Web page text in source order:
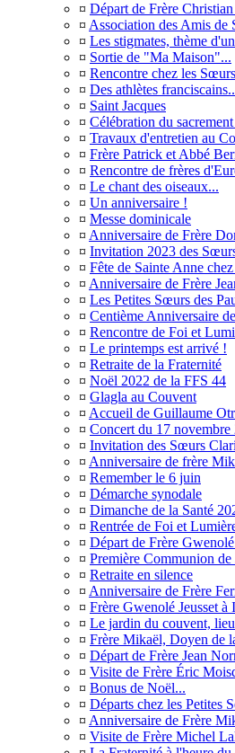
¤ Départ de Frère
¤ Association des Amis de
¤ Les stigmates, thème
¤ Sortie de "Ma Maison"...
¤ Rencontre chez les
¤ Des athlètes
¤ Saint Jacques
¤ Célébration du
¤ Travaux d'entretien au
¤ Frère Patrick et Abbé
¤ Rencontre de frères
¤ Le chant des oiseaux...
¤ Un anniversaire !
¤ Messe dominicale
¤ Anniversaire de Frère
¤ Invitation 2023 des
¤ Fête de Sainte Anne
¤ Anniversaire de Frère
¤ Les Petites Sœurs des
¤ Centième Anniversaire
¤ Rencontre de Foi et
¤ Le printemps est arrivé !
¤ Retraite de la Fraternité
¤ Noël 2022 de la FFS 44
¤ Glagla au Couvent
¤ Accueil de Guillaume
¤ Concert du 17 novembre
¤ Invitation des Sœurs
¤ Anniversaire de frère
¤ Remember le 6 juin
¤ Démarche synodale
¤ Dimanche de la Santé
¤ Rentrée de Foi et
¤ Départ de Frère
¤ Première Communion de
¤ Retraite en silence
¤ Anniversaire de Frère
¤ Frère Gwenolé Jeusset à
¤ Le jardin du couvent,
¤ Frère Mikaël, Doyen de
¤ Départ de Frère Jean
¤ Visite de Frère Éric
¤ Bonus de Noël...
¤ Départs chez les Petites
¤ Anniversaire de Frère
¤ Visite de Frère Michel